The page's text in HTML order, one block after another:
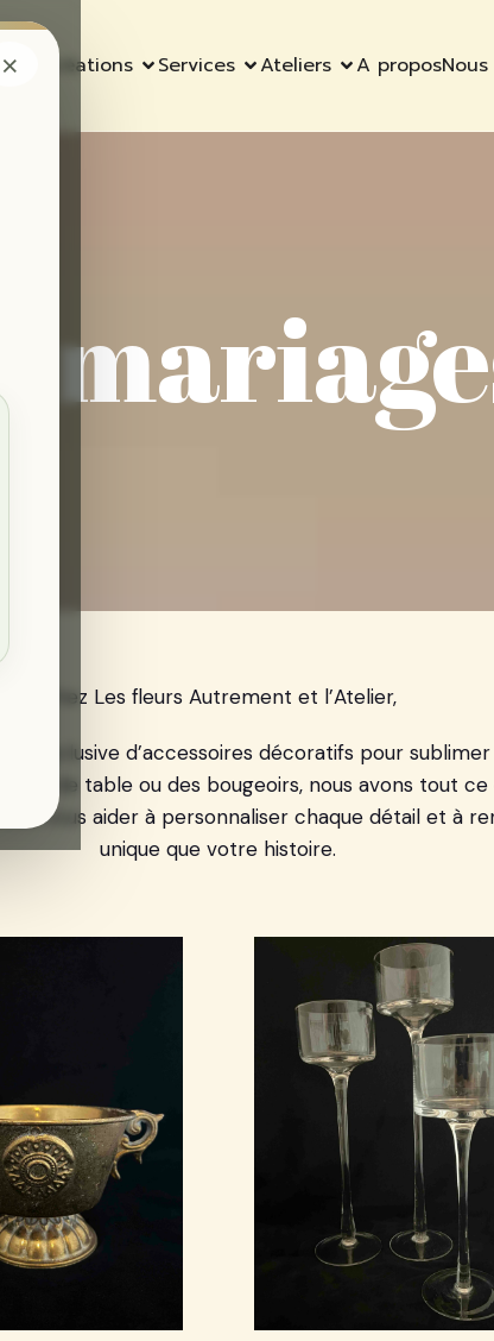
×
Nos créations Services Ateliers A propos
Chez Les fleurs Autrement et l’Atelier,
exclusive d’accessoires décoratifs pour
de table ou des bougeoirs, nous avons tout
nous vous aider à personnaliser chaque détail et à
unique que votre histoire.